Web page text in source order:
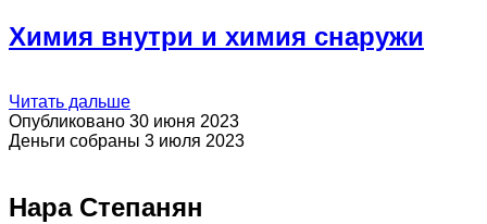
Химия внутри и химия снаружи
Читать дальше
Опубликовано 30 июня 2023
Деньги собраны 3 июля 2023
Нара Степанян